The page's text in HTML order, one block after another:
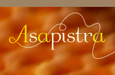
Aller au contenu principal